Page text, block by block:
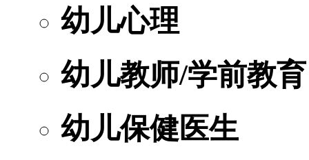
幼儿心理
幼儿教师/学前教育
幼儿保健医生